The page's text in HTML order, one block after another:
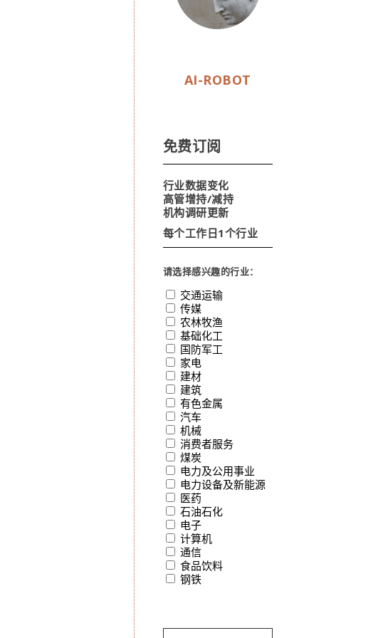
AI-ROBOT
免费订阅
行业数据变化
高管增持/减持
机构调研更新
每个工作日1个行业
请选择感兴趣的行业：
交通运输
传媒
农林牧渔
基础化工
国防军工
家电
建材
建筑
有色金属
汽车
机械
消费者服务
煤炭
电力及公用事业
电力设备及新能源
医药
石油石化
电子
计算机
通信
食品饮料
钢铁